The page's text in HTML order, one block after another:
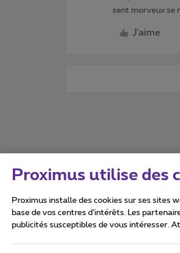
sent morveux se
J'aime
Proximus utilise des
Proximus installe des cookies sur ses sites
base de vos centres d’intérêts. Les
publicités susceptibles de vous intéresser.